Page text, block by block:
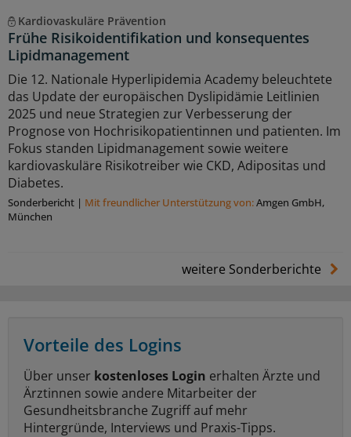
Kardiovaskuläre Prävention
Frühe Risikoidentifikation und konsequentes
Lipidmanagement
Die 12. Nationale Hyperlipidemia Academy beleuchtete
das Update der europäischen Dyslipidämie Leitlinien
2025 und neue Strategien zur Verbesserung der
Prognose von Hochrisikopatientinnen und patienten. Im
Fokus standen Lipidmanagement sowie weitere
kardiovaskuläre Risikotreiber wie CKD, Adipositas und
Diabetes.
Sonderbericht | Mit freundlicher Unterstützung von:Amgen GmbH,
München
weitere Sonderberichte
Vorteile des Logins
Über unser kostenloses Login erhalten Ärzte und
Ärztinnen sowie andere Mitarbeiter der
Gesundheitsbranche Zugriff auf mehr
Hintergründe, Interviews und Praxis-Tipps.